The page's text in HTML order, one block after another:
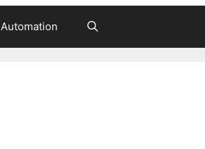
Automation